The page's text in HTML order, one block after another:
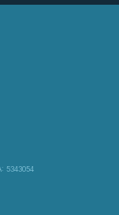
5343054